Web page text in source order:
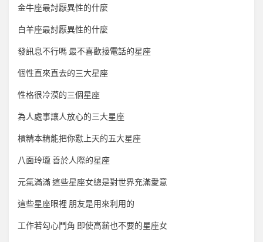
金牛座最討厭異性的什麼
白羊座最討厭異性的什麼
發訊息不行嗎 最不喜歡接電話的星座
個性直來直去的三大星座
性格很冷漠的三個星座
為人處事讓人放心的三大星座
槓精本精能把你懟上天的五大星座
八面玲瓏 善於人際的星座
元氣滿滿 這些星座女總是對世界充滿愛意
這些星座眼裡 朋友是用來利用的
工作若勾心鬥角 即使高薪也不要的星座女